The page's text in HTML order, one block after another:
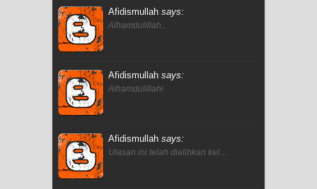
Afidismullah says:
Alhamdulillah..
Afidismullah says:
Alhamdulillahi
Afidismullah says:
Ulasan ini telah dialihkan kel…